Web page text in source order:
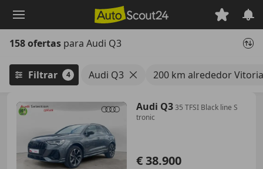
principal
158 ofertas para Audi Q3
Filtrar 4 Audi Q3 200 km alrededor
Audi Q335 TFSI Black line S
tronic
€ 38.900